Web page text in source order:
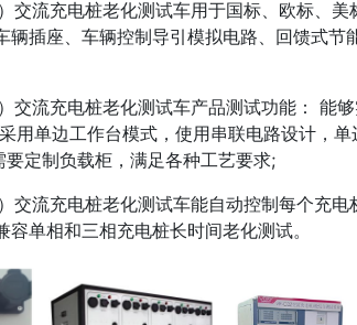
交流充电桩老化测试车用于国标、欧标、
辆插座、车辆控制导引模拟电路、回馈式
交流充电桩老化测试车产品测试功能： 能
用单边工作台模式，使用串联电路设计，
定制负载柜，满足各种工艺要求;
交流充电桩老化测试车能自动控制每个充电
容单相和三相充电桩长时间老化测试。